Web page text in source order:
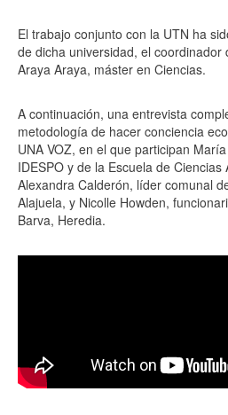
El trabajo conjunto con la UTN ha
de dicha universidad, el coordinador
Araya Araya, máster en Ciencias.
A continuación, una entrevista
metodología de hacer conciencia
UNA VOZ, en el que participan
IDESPO y de la Escuela de
Alexandra Calderón, líder comunal
Alajuela, y Nicolle Howden,
Barva, Heredia.